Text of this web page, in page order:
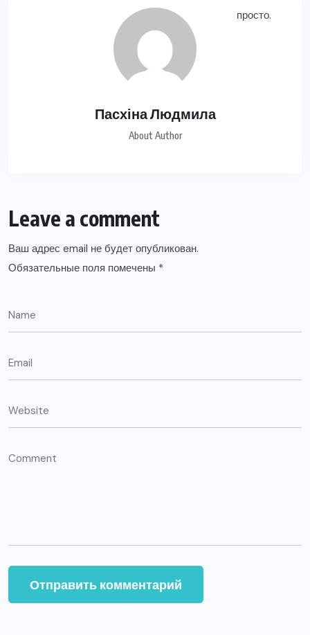
Пасхіна Людмила
About Author
Leave a comment
Ваш адрес email не будет опубликован.
Обязательные поля помечены *